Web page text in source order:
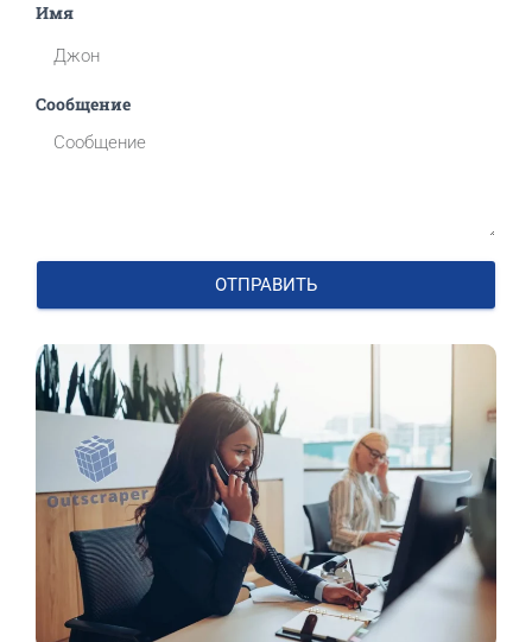
Имя
Сообщение
ОТПРАВИТЬ